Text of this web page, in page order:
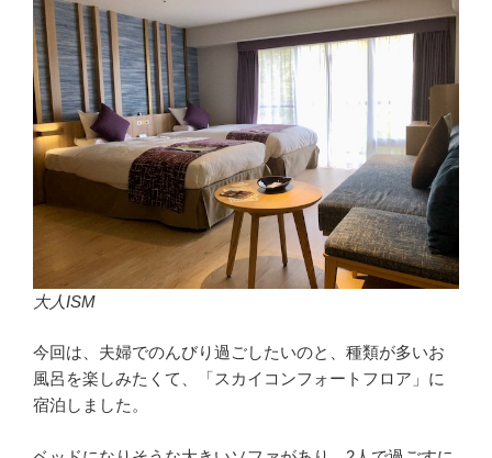
大人ISM
今回は、夫婦でのんびり過ごしたいのと、種類が多いお
風呂を楽しみたくて、「スカイコンフォートフロア」に
宿泊しました。